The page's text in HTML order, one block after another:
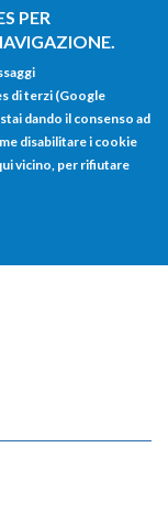
PER
di terzi (Google
dando il consenso ad
disabilitare i cookie
vicino, per rifiutare